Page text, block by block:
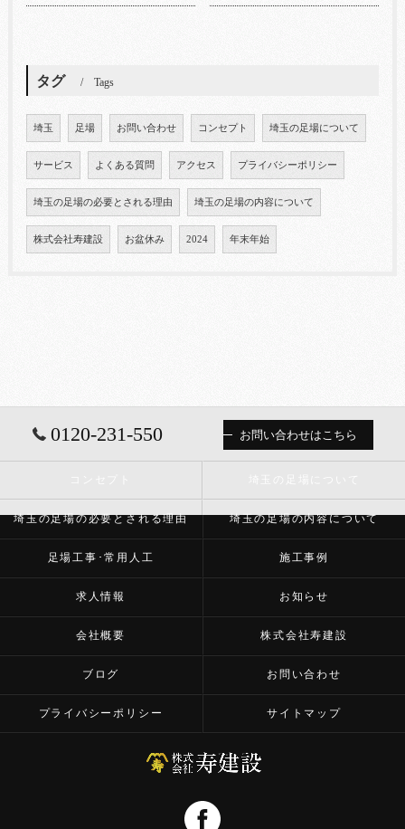
タグ Tags
埼玉 足場 お問い合わせ コンセプト 埼玉の足場について
サービス よくある質問 アクセス プライバシーポリシー
埼玉の足場の必要とされる理由 埼玉の足場の内容について
株式会社寿建設 お盆休み 2024 年末年始
0120-231-550 お問い合わせはこちら
埼玉の足場の必要とされる理由 埼玉の足場の内容について
足場工事･常用人工 施工事例
求人情報 お知らせ
会社概要 株式会社寿建設
ブログ お問い合わせ
プライバシーポリシー サイトマップ